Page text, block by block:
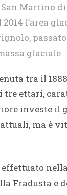
Martino di
l’area
glaciale
tra il
ettari,
investe il
ma è
Fradusta e